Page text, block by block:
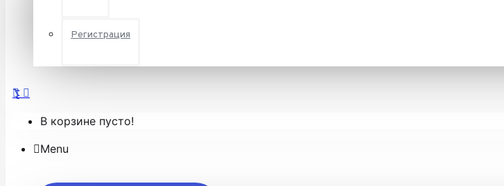
Регистрация
В корзине пусто!
Menu